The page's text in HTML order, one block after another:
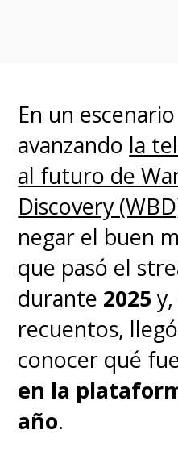
Ha instaurado
corazón de los
huyen de las
abundan en
de la urbe. Él es
embargo,
está haciendo
diferencia. Es
en escena una
desenmascarar
oculta tras los
En un
avanzando la
al futuro de
Discovery
negar el buen
que pasó el
durante 2025
recuentos,
conocer qué
en la
año.